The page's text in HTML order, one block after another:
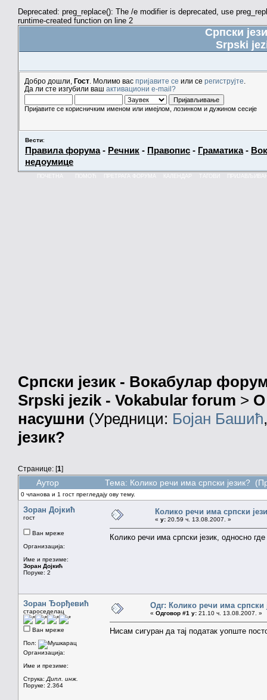
Deprecated: preg_replace(): The /e modifier is deprecated, use
runtime-created function on line 2
Српски
Srpski
Добро дошли, Гост . Молимо вас пријавите се или се региструјте
Да ли сте изгубили ваш активациони e-mail?
Пријавите се корисничким именом или имејлом, лозинком и дужином сесије
Вести:
Правила форума- Речник - Правопис - Граматика-
недоумице
КАЛЕНДАР
Српски језик - Вокабулар
Srpski jezik - Vokabular forum > О
насушни (Уредници: Бојан Башић
језик?
Странице: [1]
Аутор Тема: Колико речи има српски језик?
0 чланова и 1 гост прегледају ову тему.
Зоран Дојкић
гост
Ван мреже
Организација:
Име и презиме:
Зоран Дојкић
Поруке: 2
Колико речи има српски
« у: 20.59 ч. 13.08.2007. »
Колико речи има српски језик, односно
Зоран Ђорђевић
староседелац
Ван мреже
Пол:
Организација:
Име и презиме:
Струка: Дипл. инж.
Поруке: 2.364
Одг: Колико речи има српски
« Одговор #1 у: 21.10 ч. 13.08.2007. »
Нисам сигуран да тај податак уопште